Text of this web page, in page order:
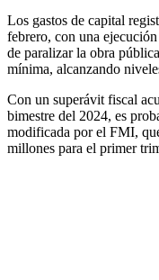
Los gastos de capital
febrero, con una
de paralizar la obra
mínima, alcanzando
Con un superávit fiscal
bimestre del 2024, es
modificada por el FMI,
millones para el primer